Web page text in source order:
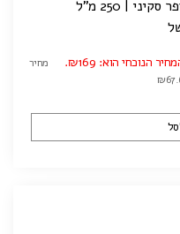
הנוכחי הוא: ₪169.
מחיר